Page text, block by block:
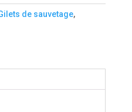
de sauvetage,